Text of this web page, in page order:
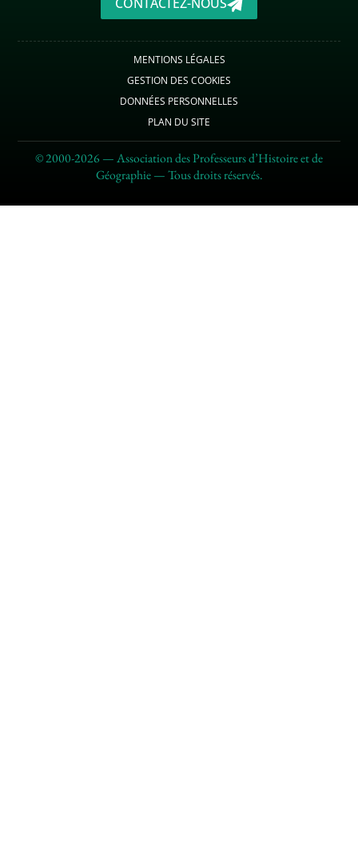
MENTIONS LÉGALES
GESTION DES COOKIES
DONNÉES PERSONNELLES
PLAN DU SITE
© 2000-2026 — Association des Professeurs d’Histoire et de
Géographie — Tous droits réservés.